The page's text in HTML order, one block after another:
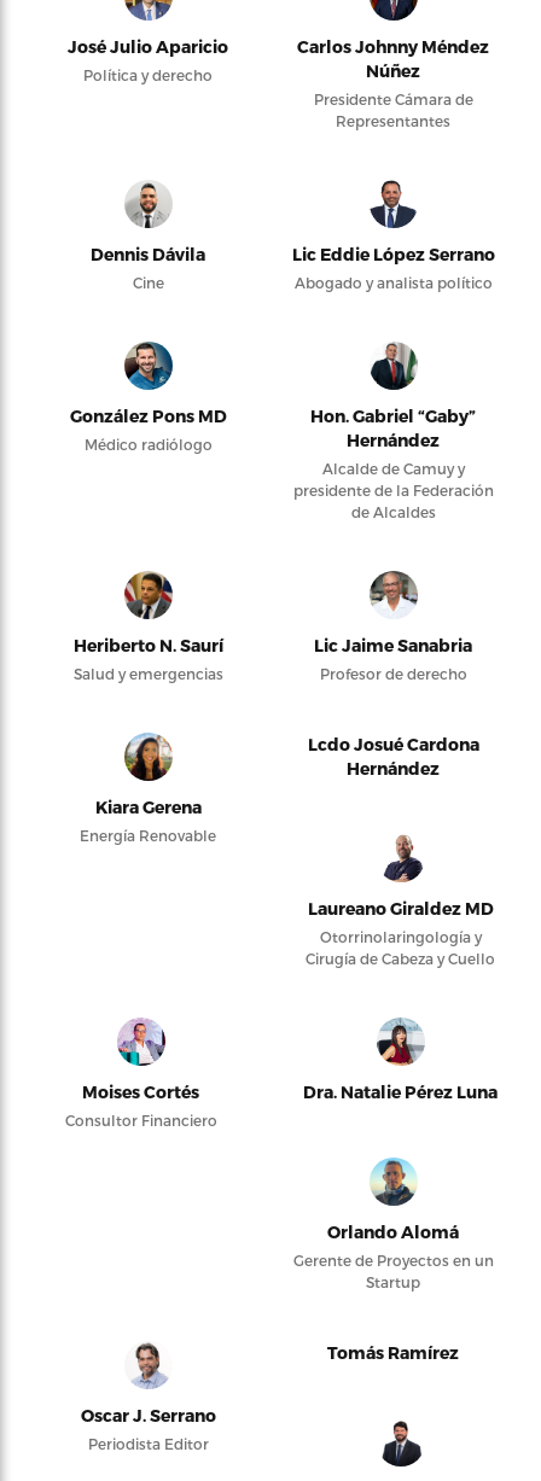
José Julio Aparicio
Política y derecho
Carlos Johnny Méndez
Núñez
Presidente Cámara de
Representantes
Dennis Dávila
Cine
Lic Eddie López Serrano
Abogado y analista político
González Pons MD
Médico radiólogo
Hon. Gabriel “Gaby”
Hernández
Alcalde de Camuy y
presidente de la Federación
de Alcaldes
Heriberto N. Saurí
Salud y emergencias
Lic Jaime Sanabria
Profesor de derecho
Kiara Gerena
Energía Renovable
Lcdo Josué Cardona
Hernández
Laureano Giraldez MD
Otorrinolaringología y
Cirugía de Cabeza y Cuello
Moises Cortés
Consultor Financiero
Dra. Natalie Pérez Luna
Orlando Alomá
Gerente de Proyectos en un
Startup
Oscar J. Serrano
Periodista Editor
Tomás Ramírez